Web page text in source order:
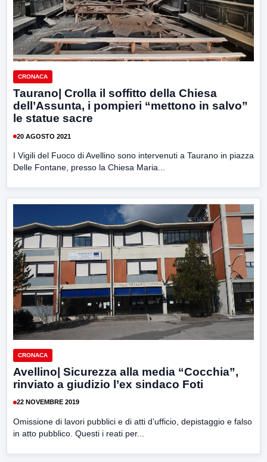
CRONACA
Taurano| Crolla il soffitto della Chiesa
dell’Assunta, i pompieri “mettono in salvo”
le statue sacre
20 AGOSTO 2021
I Vigili del Fuoco di Avellino sono intervenuti a Taurano in piazza
Delle Fontane, presso la Chiesa Maria...
CRONACA
Avellino| Sicurezza alla media “Cocchia”,
rinviato a giudizio l’ex sindaco Foti
22 NOVEMBRE 2019
Omissione di lavori pubblici e di atti d’ufficio, depistaggio e falso
in atto pubblico. Questi i reati per...